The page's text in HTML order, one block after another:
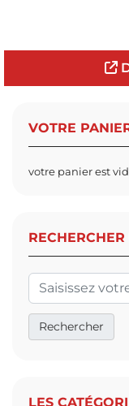
VOTRE
votre panier est
LES